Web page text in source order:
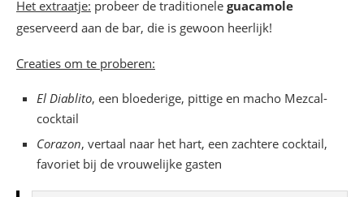
Het extraatje: probeer de traditionele guacamole
geserveerd aan de bar, die is gewoon heerlijk!
Creaties om te proberen:
El Diablito, een bloederige, pittige en macho Mezcal-
cocktail
Corazon, vertaal naar het hart, een zachtere cocktail,
favoriet bij de vrouwelijke gasten